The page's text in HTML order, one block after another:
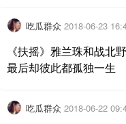
吃瓜群众 2018-06-23
《扶摇》雅兰珠和战北
最后却彼此都孤独一生
吃瓜群众 2018-06-22